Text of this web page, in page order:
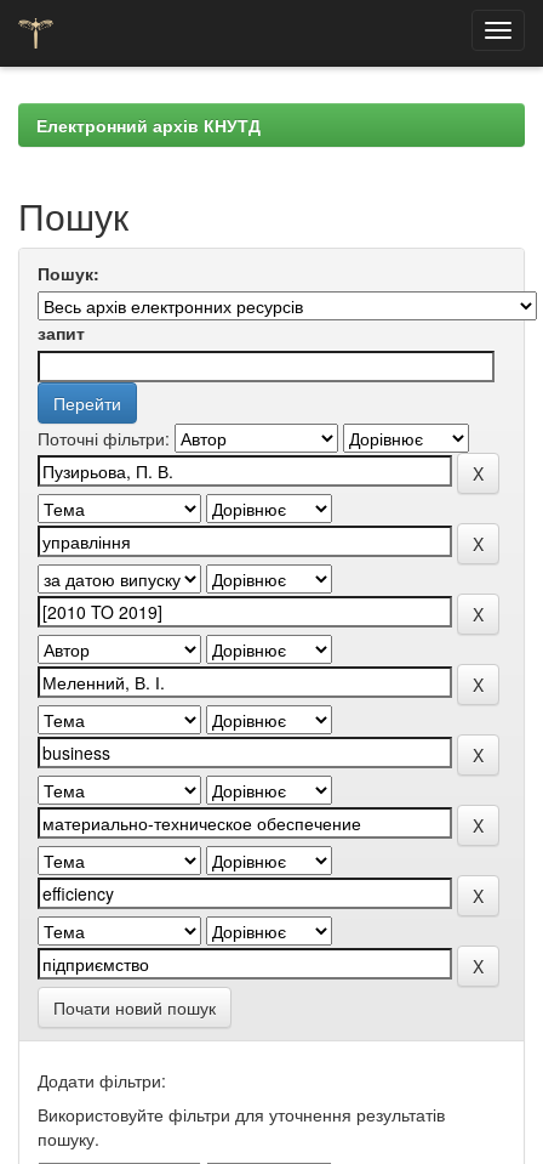
navigationЕлектронний архів КНУТД
Пошук
Пошук:
запит
Поточні фільтри:
Почати новий пошук
Додати фільтри:
Використовуйте фільтри для уточнення результатів
пошуку.